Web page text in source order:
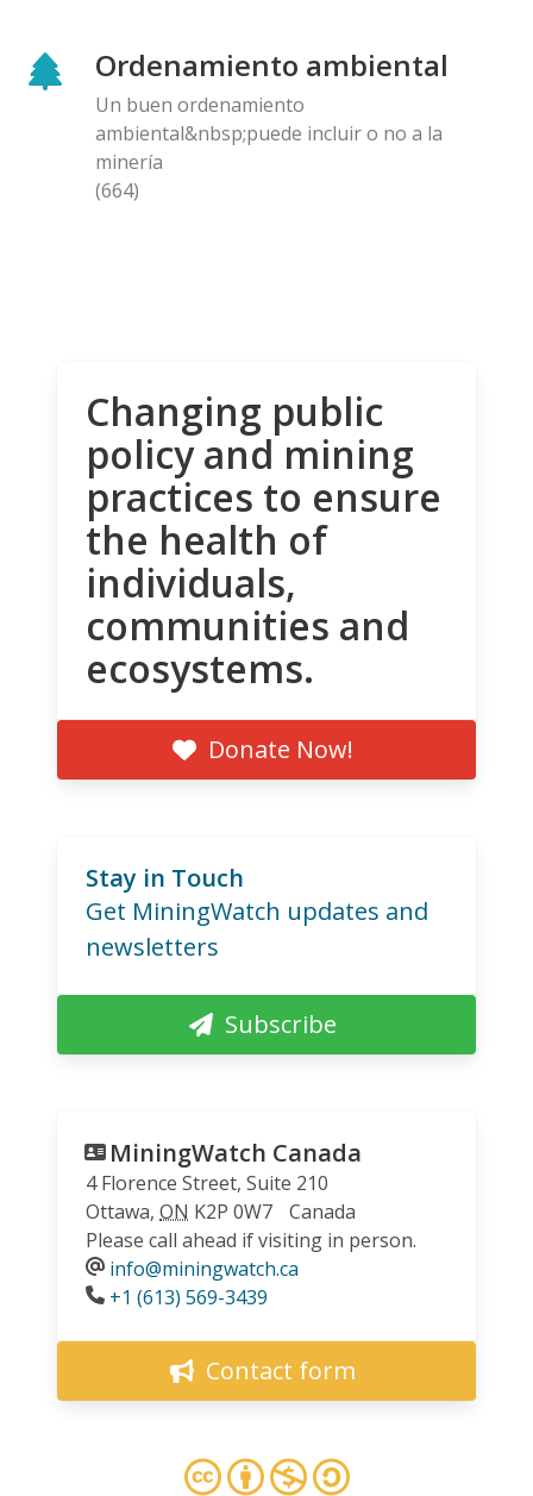
Ordenamiento ambiental
Un buen ordenamiento
ambiental&nbsp;puede incluir o no a la
minería
(664)
Changing public
policy and mining
practices to ensure
the health of
individuals,
communities and
ecosystems.
Donate Now!
Stay in Touch
Get MiningWatch updates and
newsletters
Subscribe
MiningWatch Canada
4 Florence Street, Suite 210
Ottawa, ON K2P 0W7
Canada
Please call ahead if visiting in person.
info@miningwatch.ca
Phone
+1 (613) 569-3439
Contact form